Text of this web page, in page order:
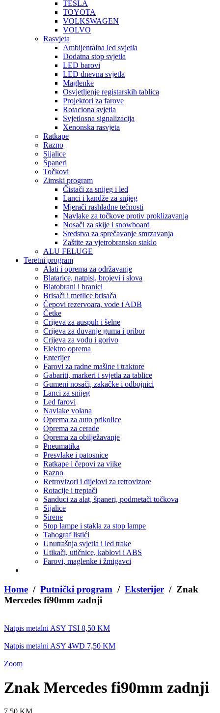
TESLA
TOYOTA
VOLKSWAGEN
VOLVO
Rasvjeta
Ambijentalna led svjetla
Dodatna stop svjetla
LED barovi
LED dnevna svjetla
Maglenke
Osvjetljenje registarskih tablica
Projektori za farove
Rotaciona svjetla
Svjetlosna signalizacija
Xenonska rasvjeta
Ratkape
Razno
Sijalice
Španeri
Točkovi
Zimski program
Čistači za snijeg i led
Lanci i kandže za snijeg
Mjerači rashladne tečnosti
Navlake za točkove protiv proklizavanja
Nosači za skije i snowboard
Sredstva za sprečavanje smrzavanja
Zaštite za vjetrobransko staklo
ALU FELUGE
Teretni program
Alati i oprema za održavanje
Blatarice, natpisi, brojevi i slova
Blatobrani i branici
Brisači i metlice brisača
Čepovi rezervoara, vode i ADB
Četke
Crijeva za auspuh i šelne
Crijeva za duvanje guma i pribor
Crijeva za vodu i gorivo
Elektro oprema
Enterijer
Farovi za radne mašine i traktore
Gabariti, markeri i svjetla za tablice
Gumeni nosači, zakačke i odbojnici
Lanci za snijeg
Led farovi
Navlake volana
Oprema za auto prikolice
Oprema za cerade
Oprema za obilježavanje
Pneumatika
Presvlake i patosnice
Ratkape i čepovi za vijke
Razno
Retrovizori i dijelovi za retrovizore
Rotacije i treptači
Sanduci za alat, španeri, podmetači točkova
Sijalice
Sirene
Stop lampe i stakla za stop lampe
Tahograf listići
Unutrašnja svjetla i led trake
Utikači, utičnice, kablovi i ABS
Farovi, maglenke i žmigavci
Home / Putnički program / Eksterijer / Znak
Mercedes fi90mm zadnji
Natpis metalni ASY TSI 8,50 KM
Natpis metalni ASY 4WD 7,50 KM
Zoom
Znak Mercedes fi90mm zadnji